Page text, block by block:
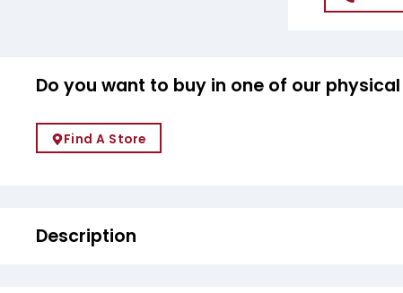
Do you want to buy in one of our
Find A Store
Description